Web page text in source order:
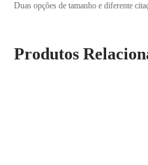
Duas opções de tamanho e diferente
Produtos